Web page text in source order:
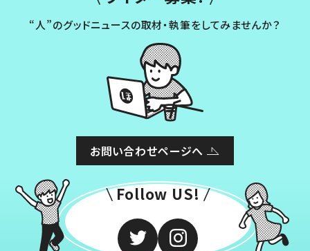
“人”のグッドニュースの取材・執筆をしてみませんか？
お問い合わせページへ
Follow US!